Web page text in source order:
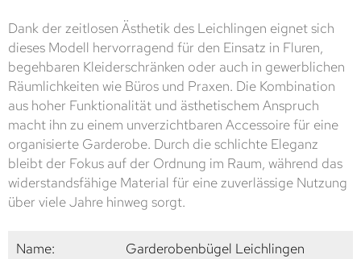
Dank der zeitlosen Ästhetik des Leichlingen eignet sich
dieses Modell hervorragend für den Einsatz in Fluren,
begehbaren Kleiderschränken oder auch in gewerblichen
Räumlichkeiten wie Büros und Praxen. Die Kombination
aus hoher Funktionalität und ästhetischem Anspruch
macht ihn zu einem unverzichtbaren Accessoire für eine
organisierte Garderobe. Durch die schlichte Eleganz
bleibt der Fokus auf der Ordnung im Raum, während das
widerstandsfähige Material für eine zuverlässige Nutzung
über viele Jahre hinweg sorgt.
Name:
Garderobenbügel Leichlingen